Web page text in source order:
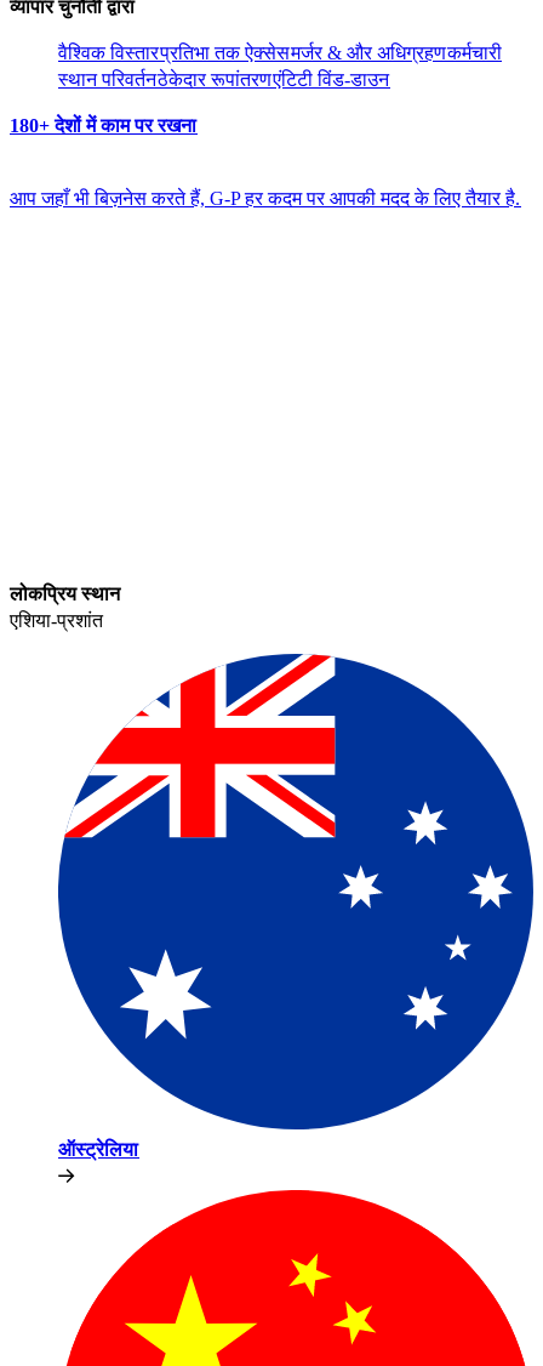
व्यापार चुनौती द्वारा​​
वैश्विक विस्तार​​प्रतिभा तक ऐक्सेस​​मर्जर & और अधिग्रहण​​कर्मचारी
स्थान परिवर्तन​​ठेकेदार रूपांतरण​​एंटिटी विंड-डाउन​​
180+ देशों में काम पर रखना​​
आप जहाँ भी बिज़नेस करते हैं, G-P हर कदम पर आपकी मदद के लिए तैयार है.​​
लोकप्रिय स्थान​​
एशिया-प्रशांत​​
ऑस्ट्रेलिया​​